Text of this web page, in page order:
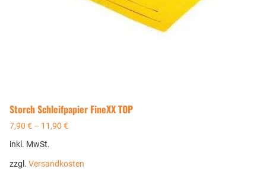
Storch Schleifpapier FineXX TOP
7,90 € – 11,90 €
inkl. MwSt.
zzgl. Versandkosten